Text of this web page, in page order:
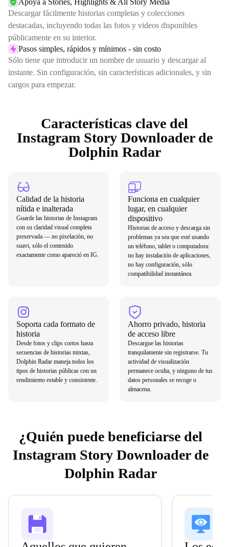
Descargar fácilmente historias completas y colecciones
destacadas, incluyendo todas las fotos y videos disponibles
públicamente en su interior.
Pasos simples, rápidos y mínimos - sin costo
Sólo tiene que introducir un nombre de usuario y descargar al
instante. Sin configuración, sin características adicionales, y sin
cargos para empezar.
Características clave del
Instagram Story Downloader de
Dolphin Radar
Calidad de la historia
nítida e inalterada
Guarde las historias de Instagram
con su claridad visual completa
preservada — no pixelación, no
suavi, sólo el contenido
exactamente como apareció en IG.
Funciona en cualquier
lugar, en cualquier
dispositivo
Historias de acceso y descarga sin
problemas ya sea que esté usando
un teléfono, tablet o computadora:
no hay instalación de aplicaciones,
no hay configuración, sólo
compatibilidad instantánea.
Soporta cada formato de
historia
Desde fotos y clips cortos hasta
secuencias de historias mixtas,
Dolphin Radar maneja todos los
tipos de historias públicas con un
rendimiento estable y consistente.
Ahorro privado, historia
de acceso libre
Descargue las historias
tranquilamente sin registrarse. Tu
actividad de visualización
permanece oculta, y ninguno de tus
datos personales se recoge o
almacena.
¿Quién puede beneficiarse del
Instagram Story Downloader de
Dolphin Radar